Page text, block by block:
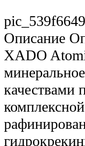
Описание
XADO
качествами